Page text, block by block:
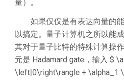
量）。
如果仅仅是有表达向量的能
以搞定。量子计算机之所以能
其对于量子比特的特殊计算操
元是 Hadamard gate，输入 $
\left|0\right\rangle + \alpha_1